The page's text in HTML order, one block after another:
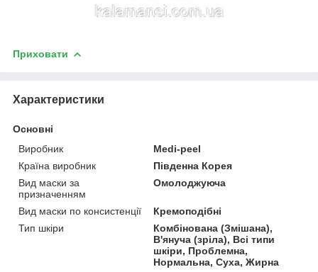
Приховати
Характеристики
Основні
Виробник
Medi-peel
Країна виробник
Південна Корея
Вид маски за
призначенням
Омолоджуюча
Вид маски по консистенції
Кремоподібні
Тип шкіри
Комбінована (Змішана),
В'януча (зріла), Всі типи
шкіри, Проблемна,
Нормальна, Суха, Жирна